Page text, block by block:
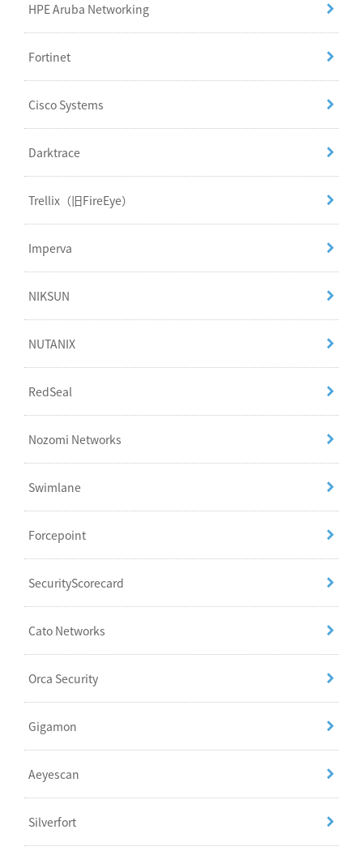
HPE Aruba Networking
Fortinet
Cisco Systems
Darktrace
Trellix（旧FireEye）
Imperva
NIKSUN
NUTANIX
RedSeal
Nozomi Networks
Swimlane
Forcepoint
SecurityScorecard
Cato Networks
Orca Security
Gigamon
Aeyescan
Silverfort